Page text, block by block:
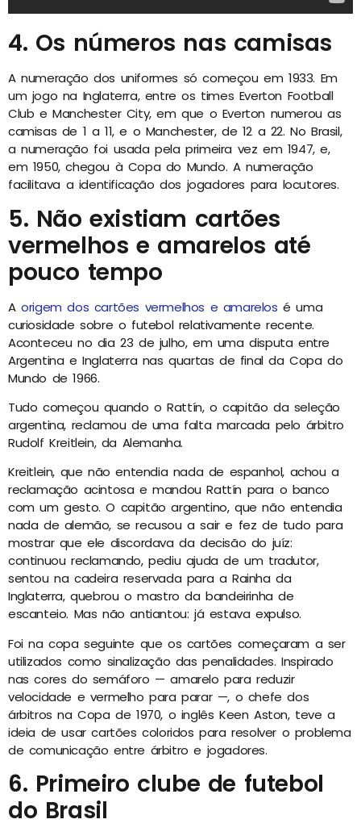
4. Os números nas camisas
A numeração dos uniformes só começou em 1933. Em
um jogo na Inglaterra, entre os times Everton Football
Club e Manchester City, em que o Everton numerou as
camisas de 1 a 11, e o Manchester, de 12 a 22. No Brasil,
a numeração foi usada pela primeira vez em 1947, e,
em 1950, chegou à Copa do Mundo. A numeração
facilitava a identificação dos jogadores para locutores.
5. Não existiam cartões
vermelhos e amarelos até
pouco tempo
Aorigem dos cartões vermelhos e amarelos é uma
curiosidade sobre o futebol relativamente recente.
Aconteceu no dia 23 de julho, em uma disputa entre
Argentina e Inglaterra nas quartas de final da Copa do
Mundo de 1966.
Tudo começou quando o Rattín, o capitão da seleção
argentina, reclamou de uma falta marcada pelo árbitro
Rudolf Kreitlein, da Alemanha.
Kreitlein, que não entendia nada de espanhol, achou a
reclamação acintosa e mandou Rattín para o banco
com um gesto. O capitão argentino, que não entendia
nada de alemão, se recusou a sair e fez de tudo para
mostrar que ele discordava da decisão do juíz:
continuou reclamando, pediu ajuda de um tradutor,
sentou na cadeira reservada para a Rainha da
Inglaterra, quebrou o mastro da bandeirinha de
escanteio. Mas não antiantou: já estava expulso.
Foi na copa seguinte que os cartões começaram a ser
utilizados como sinalização das penalidades. Inspirado
nas cores do semáforo — amarelo para reduzir
velocidade e vermelho para parar —, o chefe dos
árbitros na Copa de 1970, o inglês Keen Aston, teve a
ideia de usar cartões coloridos para resolver o problema
de comunicação entre árbitro e jogadores.
6. Primeiro clube de futebol
do Brasil